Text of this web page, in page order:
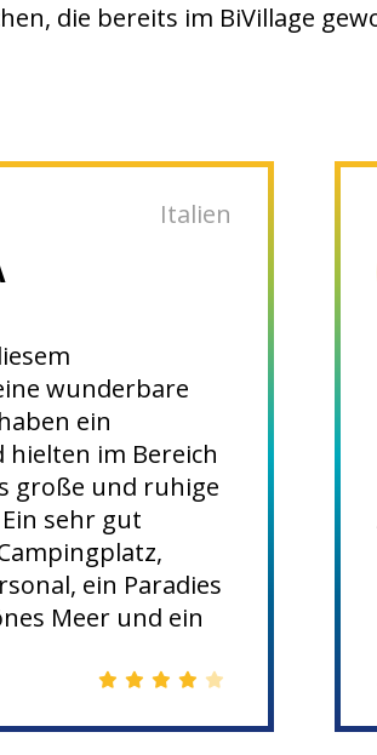
die bereits im BiVillage
Italien
wunderbare
ein
im Bereich
große und ruhige
sehr gut
ein Paradies
Meer und ein
für diejenigen,
Sie werden